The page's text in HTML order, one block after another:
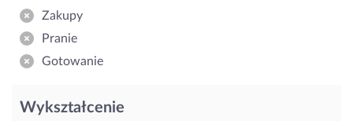
Zakupy
Pranie
Gotowanie
Wykształcenie